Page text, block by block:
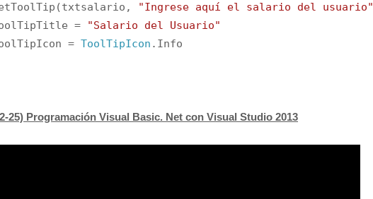
"Ingrese aquí el salario del usuario"
=
"Salario del Usuario"
= ToolTipIcon .Info
25) Programación Visual Basic. Net con Visual Studio 2013